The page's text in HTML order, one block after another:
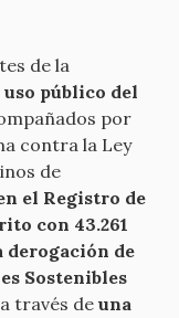
de la
público del
por
contra la Ley
de
el Registro de
con 43.261
derogación de
Sostenibles
través deuna